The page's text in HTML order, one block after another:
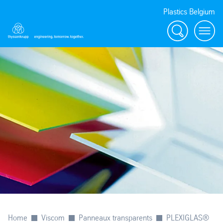
Plastics Belgium
Rechercher
Menu
Home Viscom Panneaux transparents
PLEXIGLAS®